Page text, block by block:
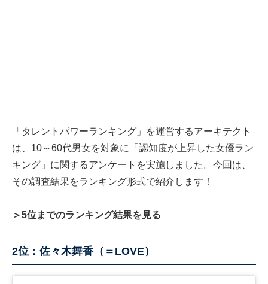
「タレントパワーランキング」を運営するアーキテクト
は、10～60代男女を対象に「認知度が上昇した女優ラン
キング」に関するアンケートを実施しました。今回は、
その調査結果をランキング形式で紹介します！
＞5位までのランキング結果を見る
2位：佐々木舞香（＝LOVE）